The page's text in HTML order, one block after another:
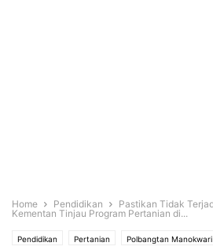
Home Pendidikan
Pastikan Tidak
Kementan Tinjau Program Pertanian di...
Pendidikan Pertanian Polbangtan Manokwari